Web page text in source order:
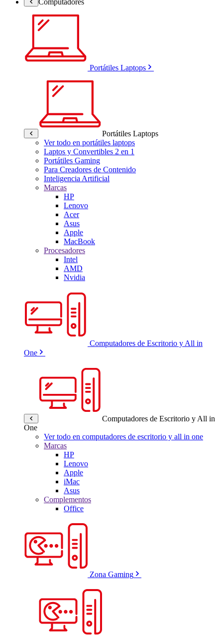
Portátiles Laptops
Portátiles Laptops
Ver todo en portátiles laptops
Laptos y Convertibles 2 en 1
Portátiles Gaming
Para Creadores de Contenido
Inteligencia Artificial
Marcas
HP
Lenovo
Acer
Asus
Apple
MacBook
Procesadores
Intel
AMD
Nvidia
Computadores de Escritorio y All in
One
Computadores de Escritorio y All in
One
Ver todo en computadores de escritorio y all in one
Marcas
HP
Lenovo
Apple
iMac
Asus
Complementos
Office
Zona Gaming